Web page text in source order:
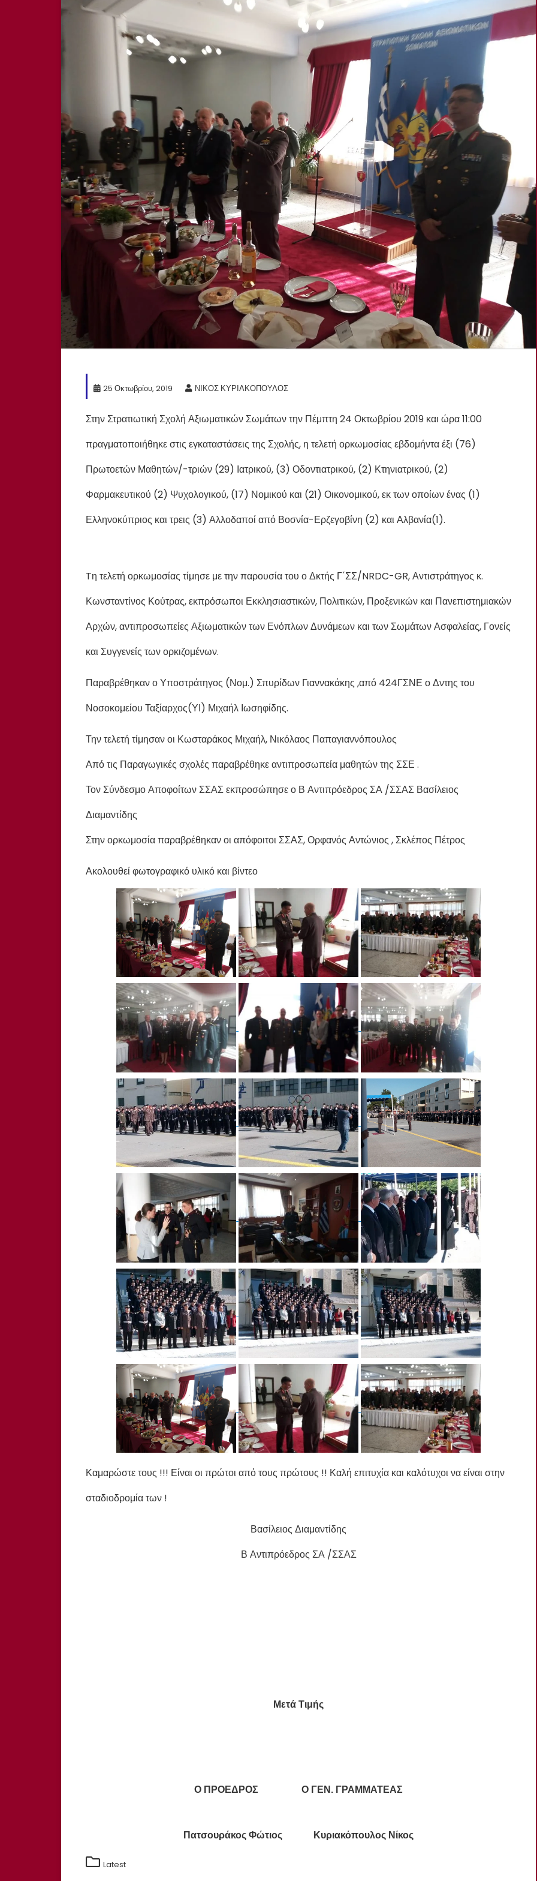
25 Οκτωβρίου, 2019 ΝΙΚΟΣ ΚΥΡΙΑΚΟΠΟΥΛΟΣ
Στην Στρατιωτική Σχολή Αξιωματικών Σωμάτων την Πέμπτη 24 Οκτωβρίου 2019 και ώρα 11:00
πραγματοποιήθηκε στις εγκαταστάσεις της Σχολής, η τελετή ορκωμοσίας εβδομήντα έξι (76)
Πρωτοετών Μαθητών/-τριών (29) Ιατρικού, (3) Οδοντιατρικού, (2) Κτηνιατρικού, (2)
Φαρμακευτικού (2) Ψυχολογικού, (17) Νομικού και (21) Οικονομικού, εκ των οποίων ένας (1)
Ελληνοκύπριος και τρεις (3) Αλλοδαποί από Βοσνία-Ερζεγοβίνη (2) και Αλβανία(1).
Tη τελετή ορκωμοσίας τίμησε με την παρουσία του ο Δκτής Γ΄ΣΣ/NRDC-GR, Αντιστράτηγος κ.
Κωνσταντίνος Κούτρας, εκπρόσωποι Εκκλησιαστικών, Πολιτικών, Προξενικών και Πανεπιστημιακών
Αρχών, αντιπροσωπείες Αξιωματικών των Ενόπλων Δυνάμεων και των Σωμάτων Ασφαλείας, Γονείς
και Συγγενείς των ορκιζομένων.
Παραβρέθηκαν ο Υποστράτηγος (Νομ.) Σπυρίδων Γιαννακάκης ,από 424ΓΣΝΕ ο Δντης του
Νοσοκομείου Ταξίαρχος(ΥΙ) Μιχαήλ Ιωσηφίδης.
Την τελετή τίμησαν οι Κωσταράκος Μιχαήλ, Νικόλαος Παπαγιαννόπουλος
Από τις Παραγωγικές σχολές παραβρέθηκε αντιπροσωπεία μαθητών της ΣΣΕ .
Τον Σύνδεσμο Αποφοίτων ΣΣΑΣ εκπροσώπησε ο Β Αντιπρόεδρος ΣΑ /ΣΣΑΣ Βασίλειος
Διαμαντίδης
Στην ορκωμοσία παραβρέθηκαν οι απόφοιτοι ΣΣΑΣ, Ορφανός Αντώνιος , Σκλέπος Πέτρος
Ακολουθεί φωτογραφικό υλικό και βίντεο
Καμαρώστε τους !!! Είναι οι πρώτοι από τους πρώτους !! Καλή επιτυχία και καλότυχοι να είναι στην
σταδιοδρομία των !
Βασίλειος Διαμαντίδης
Β Αντιπρόεδρος ΣΑ /ΣΣΑΣ
Μετά Τιμής
Ο ΠΡΟΕΔΡΟΣ Ο ΓΕΝ. ΓΡΑΜΜΑΤΕΑΣ
Πατσουράκος Φώτιος Κυριακόπουλος Νίκος
Latest